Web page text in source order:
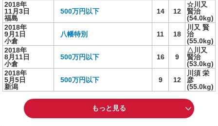
2018年
11月3日
福島
500万円以下 14 12
☆川又
賢治
(54.0kg)
2018年
9月1日
小倉
八幡特別 11 18
川又 賢
治
(55.0kg)
2018年
8月11日
小倉
500万円以下 16 9
△川又
賢治
(53.0kg)
2018年
5月5日
新潟
500万円以下 9 12
川須 栄
彦
(55.0kg)
もっと見る